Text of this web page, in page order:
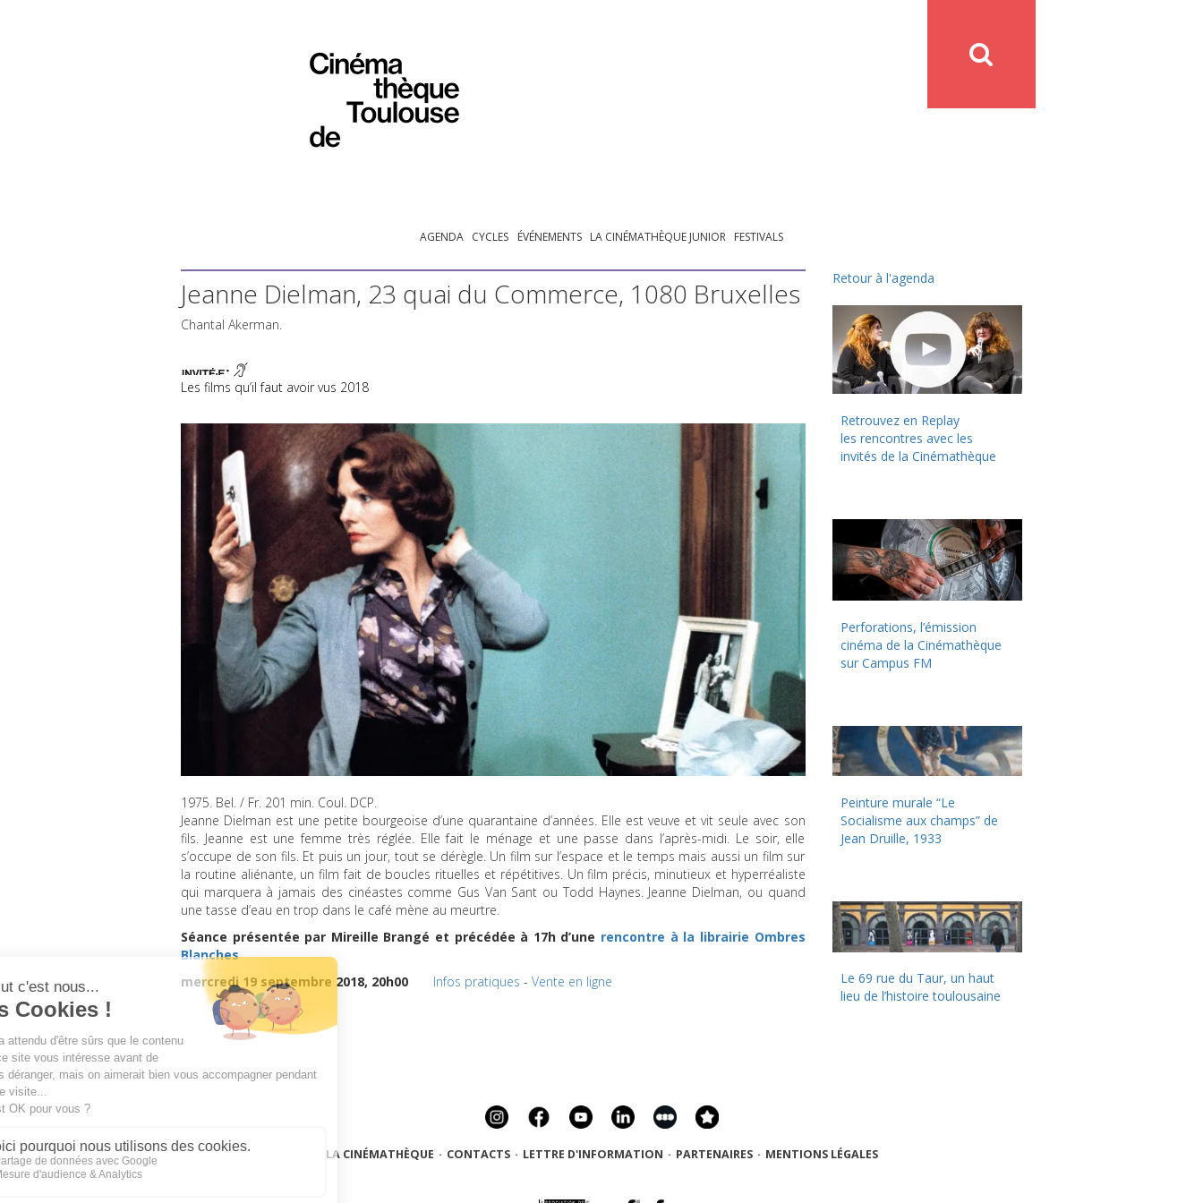
AGENDA CYCLES ÉVÉNEMENTS LA CINÉMATHÈQUE JUNIOR FESTIVALS
Jeanne Dielman, 23 quai du Commerce, 1080 Bruxelles
Chantal Akerman.
Les films qu’il faut avoir vus 2018
1975. Bel. / Fr. 201 min. Coul. DCP.
Jeanne Dielman est une petite bourgeoise d’une quarantaine d’années. Elle est veuve et vit seule avec son
fils. Jeanne est une femme très réglée. Elle fait le ménage et une passe dans l’après-midi. Le soir, elle
s’occupe de son fils. Et puis un jour, tout se dérègle. Un film sur l’espace et le temps mais aussi un film sur
la routine aliénante, un film fait de boucles rituelles et répétitives. Un film précis, minutieux et hyperréaliste
qui marquera à jamais des cinéastes comme Gus Van Sant ou Todd Haynes. Jeanne Dielman, ou quand
une tasse d’eau en trop dans le café mène au meurtre.
Séance présentée par Mireille Brangé et précédée à 17h d’une rencontre à la librairie Ombres
Blanches
mercredi 19 septembre 2018, 20h00
Infos pratiques - Vente en ligne
Retour à l'agenda
Retrouvez en Replay
les rencontres avec les
invités de la Cinémathèque
Perforations, l’émission
cinéma de la Cinémathèque
sur Campus FM
Peinture murale “Le
Socialisme aux champs” de
Jean Druille, 1933
Le 69 rue du Taur, un haut
lieu de l’histoire toulousaine
LA CINÉMATHÈQUE · CONTACTS · LETTRE D'INFORMATION · PARTENAIRES · MENTIONS LÉGALES